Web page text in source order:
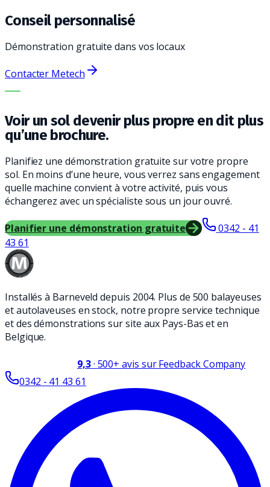
Conseil personnalisé
Démonstration gratuite dans vos locaux
Contacter Metech
LA BONNE MACHINE. LE MEILLEUR SERVICE.
Voir un sol devenir plus propre en dit plus
qu’une brochure.
Planifiez une démonstration gratuite sur votre propre
sol. En moins d’une heure, vous verrez sans engagement
quelle machine convient à votre activité, puis vous
échangerez avec un spécialiste sous un jour ouvré.
Planifier une démonstration gratuite
0342 - 41
43 61
Installés à Barneveld depuis 2004. Plus de 500 balayeuses
et autolaveuses en stock, notre propre service technique
et des démonstrations sur site aux Pays-Bas et en
Belgique.
9,3· 500+ avis sur Feedback Company
0342 - 41 43 61